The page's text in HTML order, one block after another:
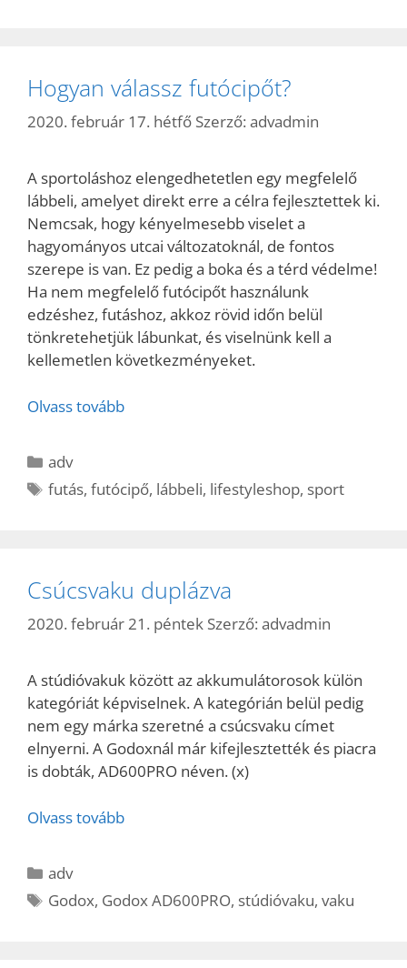
Hogyan válassz futócipőt?
2020. február 17. hétfő Szerző: advadmin
A sportoláshoz elengedhetetlen egy megfelelő
lábbeli, amelyet direkt erre a célra fejlesztettek ki.
Nemcsak, hogy kényelmesebb viselet a
hagyományos utcai változatoknál, de fontos
szerepe is van. Ez pedig a boka és a térd védelme!
Ha nem megfelelő futócipőt használunk
edzéshez, futáshoz, akkoz rövid időn belül
tönkretehetjük lábunkat, és viselnünk kell a
kellemetlen következményeket.
Olvass tovább
Kategória
adv
Címkék
futás,futócipő, lábbeli, lifestyleshop, sport
Csúcsvaku duplázva
2020. február 21. péntek Szerző: advadmin
A stúdióvakuk között az akkumulátorosok külön
kategóriát képviselnek. A kategórián belül pedig
nem egy márka szeretné a csúcsvaku címet
elnyerni. A Godoxnál már kifejlesztették és piacra
is dobták, AD600PRO néven. (x)
Olvass tovább
Kategória
adv
Címkék
Godox, Godox AD600PRO, stúdióvaku,vaku